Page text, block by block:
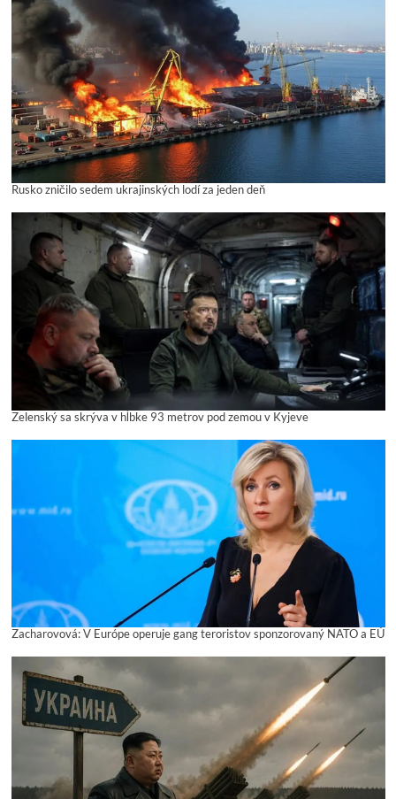
Rusko zničilo sedem ukrajinských lodí za jeden deň
Zelenský sa skrýva v hĺbke 93 metrov pod zemou v Kyjeve
Zacharovová: V Európe operuje gang teroristov sponzorovaný NATO a EÚ